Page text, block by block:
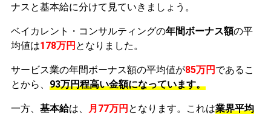
ナスと基本給に分けて見ていきましょう。
ベイカレント・コンサルティングの年間ボーナス額の平
均値は178万円 となりました。
サービス業の年間ボーナス額の平均値が85万円 であるこ
とから、 93万円程高い金額になっています。
一方、 基本給は、 月77万円 となります。これは業界平均